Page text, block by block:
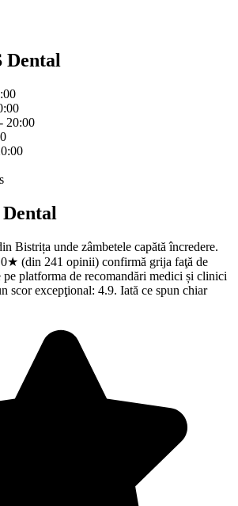
Dental
20:00
Bistrița unde zâmbetele capătă încredere.
(din 241 opinii) confirmă grija faţă de
platforma de recomandări medici și clinici
scor excepţional: 4.9. Iată ce spun chiar